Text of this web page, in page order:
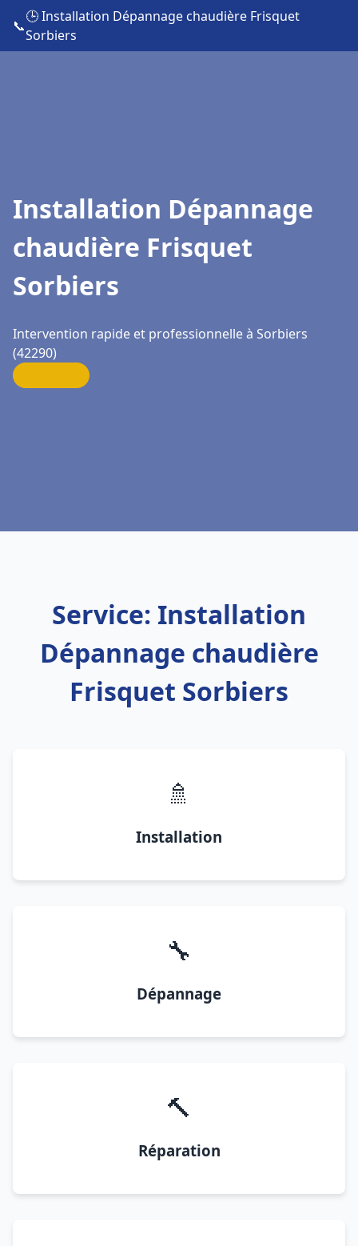
📞
🕒 Installation Dépannage chaudière Frisquet
Sorbiers
Installation Dépannage
chaudière Frisquet
Sorbiers
Intervention rapide et professionnelle à Sorbiers
(42290)
Service: Installation
Dépannage chaudière
Frisquet Sorbiers
🚿
Installation
🔧
Dépannage
🔨
Réparation